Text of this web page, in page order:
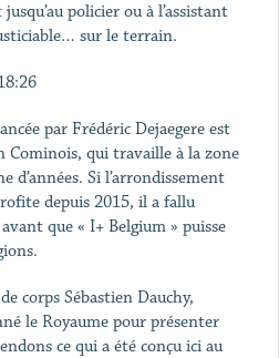
policier ou à l’assistant
sur le terrain.
par Frédéric Dejaegere est
Cominois, qui travaille à la zone
d’années. Si l’arrondissement
depuis 2015, il a fallu
que « I+ Belgium » puisse
corps Sébastien Dauchy,
le Royaume pour présenter
ce qui a été conçu ici au